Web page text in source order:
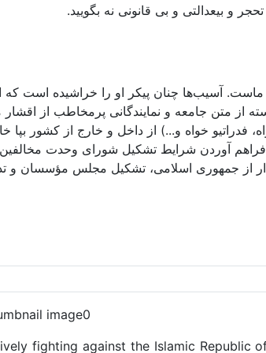
fighting against the Islamic Republic
و بیعدالتی و بی قانونی نه بگویید.
ماست. آسیب‌ها چنان پیکر او را خراشیده است
از متن جامعه و نمایندگانی پرمخاطب از
فدراتیو خواه و...) از داخل و خارج از کشور بپا
آوردن شرایط تشکیل شورای وحدت
از جمهوری اسلامی، تشکیل مجلس مؤسسان و